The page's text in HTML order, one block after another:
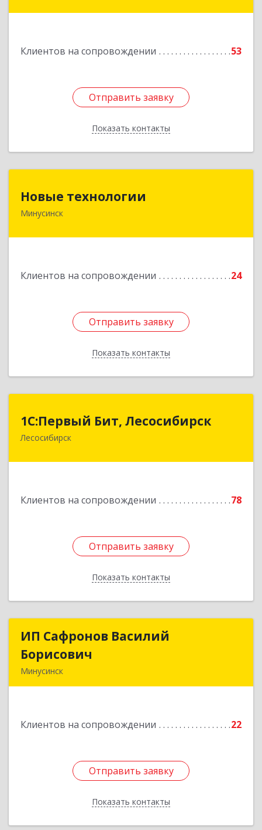
Клиентов на сопровождении 53
Отправить заявку
Показать контакты
Отправить заявку
Назад
Новые технологии
Минусинск
Клиентов на сопровождении 24
Отправить заявку
Показать контакты
662606, Красноярский край, Минусинск г,
Отправить заявку
Назад
1С:Первый Бит, Лесосибирск
Лесосибирск
Клиентов на сопровождении 78
Отправить заявку
Показать контакты
1С:Первый Бит, Лесосибирск
662544, Красноярский край, Лесосибирск г,
Отправить заявку
Назад
ИП Сафронов Василий
Борисович
Минусинск
Клиентов на сопровождении 22
Отправить заявку
Показать контакты
ИП Сафронов Василий
Подробнее
Отправить заявку
Назад